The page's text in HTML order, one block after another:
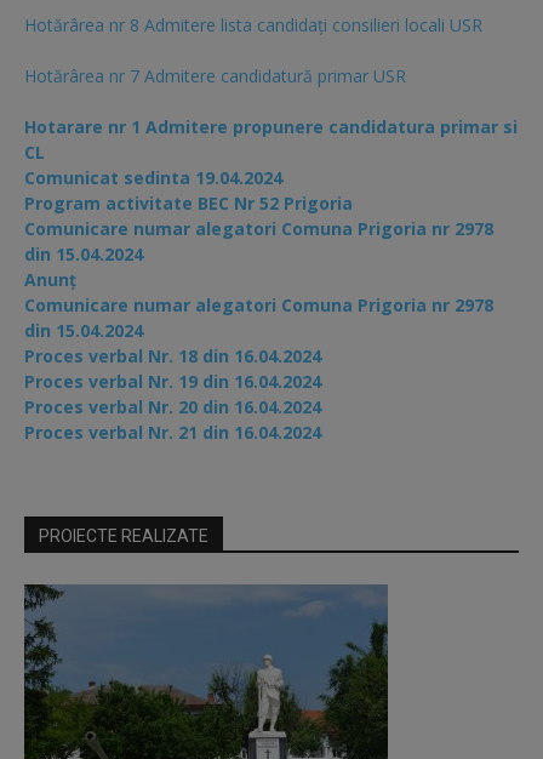
Hotărârea nr 8 Admitere lista candidaţi consilieri locali USR
Hotărârea nr 7 Admitere candidatură primar USR
Hotarare nr 1 Admitere propunere candidatura primar si
CL
Comunicat sedinta 19.04.2024
Program activitate BEC Nr 52 Prigoria
Comunicare numar alegatori Comuna Prigoria nr 2978
din 15.04.2024
Anunț
Comunicare numar alegatori Comuna Prigoria nr 2978
din 15.04.2024
Proces verbal Nr. 18 din 16.04.2024
Proces verbal Nr. 19 din 16.04.2024
Proces verbal Nr. 20 din 16.04.2024
Proces verbal Nr. 21 din 16.04.2024
PROIECTE REALIZATE